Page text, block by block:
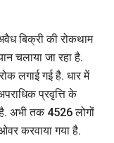
बिक्री की रोकथाम
चलाया जा रहा है.
लगाई गई है. धार में
प्रवृत्ति के
है. अभी तक 4526 लोगों
करवाया गया है.